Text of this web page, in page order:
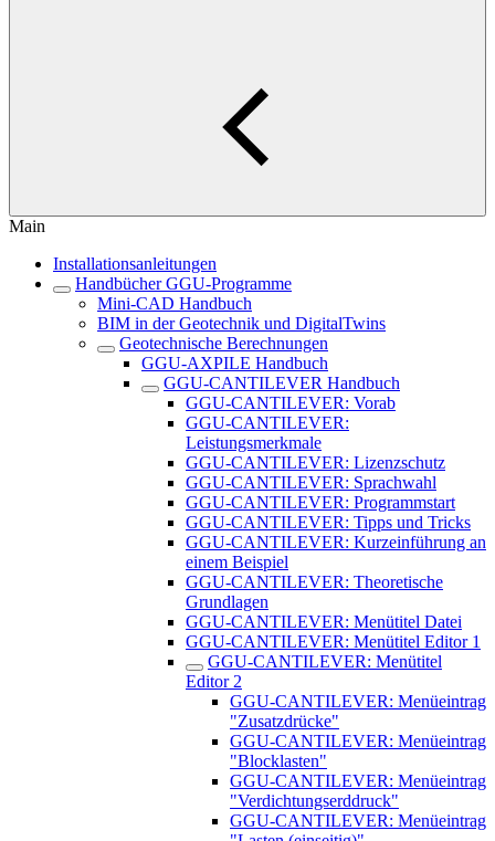
Main
Installationsanleitungen
Handbücher GGU-Programme
Mini-CAD Handbuch
BIM in der Geotechnik und DigitalTwins
Geotechnische Berechnungen
GGU-AXPILE Handbuch
GGU-CANTILEVER Handbuch
GGU-CANTILEVER: Vorab
GGU-CANTILEVER:
Leistungsmerkmale
GGU-CANTILEVER: Lizenzschutz
GGU-CANTILEVER: Sprachwahl
GGU-CANTILEVER: Programmstart
GGU-CANTILEVER: Tipps und Tricks
GGU-CANTILEVER: Kurzeinführung an
einem Beispiel
GGU-CANTILEVER: Theoretische
Grundlagen
GGU-CANTILEVER: Menütitel Datei
GGU-CANTILEVER: Menütitel Editor 1
GGU-CANTILEVER: Menütitel
Editor 2
GGU-CANTILEVER: Menüeintrag
"Zusatzdrücke"
GGU-CANTILEVER: Menüeintrag
"Blocklasten"
GGU-CANTILEVER: Menüeintrag
"Verdichtungserddruck"
GGU-CANTILEVER: Menüeintrag